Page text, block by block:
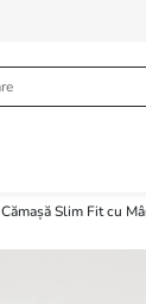
Cămașă Slim Fit cu